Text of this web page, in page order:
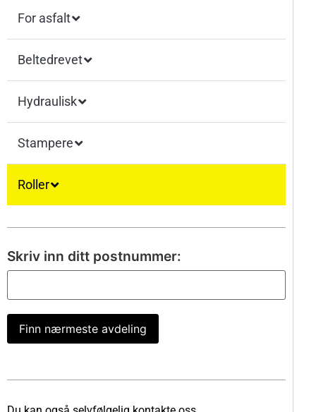
For asfalt
Beltedrevet
Hydraulisk
Stampere
Roller
Skriv inn ditt postnummer:
Finn nærmeste avdeling